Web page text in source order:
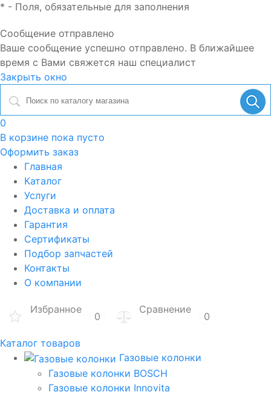
* - Поля, обязательные для заполнения
Сообщение отправлено
Ваше сообщение успешно отправлено. В ближайшее
время с Вами свяжется наш специалист
Закрыть окно
0
В корзине пока пусто
Оформить заказ
Главная
Каталог
Услуги
Доставка и оплата
Гарантия
Сертификаты
Подбор запчастей
Контакты
О компании
Избранное
0
Сравнение
0
Каталог товаров
Газовые колонки
Газовые колонки BOSCH
Газовые колонки Innovita